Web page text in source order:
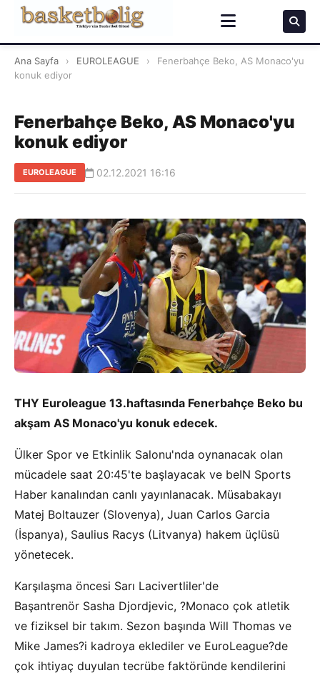
Ana Sayfa › EUROLEAGUE ›
Fenerbahçe Beko, AS Monaco'yu
konuk ediyor
Fenerbahçe Beko, AS Monaco'yu
konuk ediyor
EUROLEAGUE 02.12.2021 16:16
THY Euroleague 13.haftasında Fenerbahçe Beko bu
akşam AS Monaco'yu konuk edecek.
Ülker Spor ve Etkinlik Salonu'nda oynanacak olan
mücadele saat 20:45'te başlayacak ve beIN Sports
Haber kanalından canlı yayınlanacak. Müsabakayı
Matej Boltauzer (Slovenya), Juan Carlos Garcia
(İspanya), Saulius Racys (Litvanya) hakem üçlüsü
yönetecek.
Karşılaşma öncesi Sarı Lacivertliler'de
Başantrenör Sasha Djordjevic, ?Monaco çok atletik
ve fiziksel bir takım. Sezon başında Will Thomas ve
Mike James?i kadroya eklediler ve EuroLeague?de
çok ihtiyaç duyulan tecrübe faktöründe kendilerini